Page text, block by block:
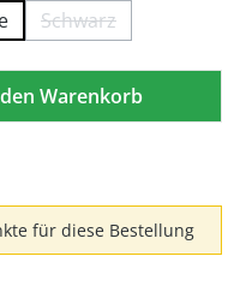
Schwarz(Diese Option ist
Warenkorb
für diese Bestellung